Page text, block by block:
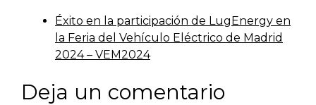
Éxito en la participación de LugEnergy en
la Feria del Vehículo Eléctrico de Madrid
2024 – VEM2024
Deja un comentario